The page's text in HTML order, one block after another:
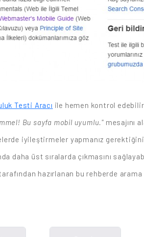
Testi Aracı ile hemen kontrol
Bu sayfa mobil uyumlu." mesajını
iyileştirmeler yapmanız gerektiğini
üst sıralarda çıkmasını
hazırlanan bu rehberde